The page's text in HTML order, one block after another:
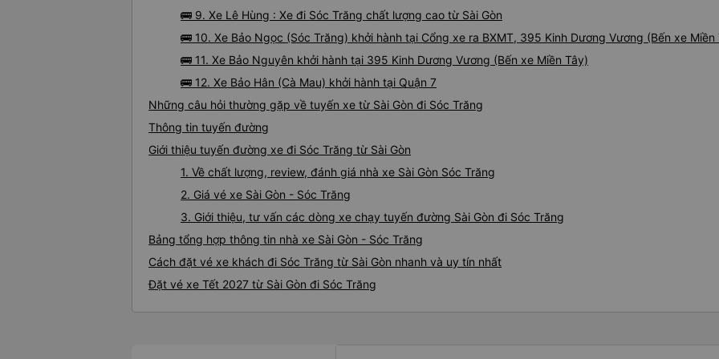
🚌 9. Xe Lê Hùng : Xe đi Sóc Trăng chất lượng cao từ Sài Gòn
🚌 10. Xe Bảo Ngọc (Sóc Trăng) khởi hành tại Cổng xe ra BXMT, 395 Kinh Dương Vương (Bến xe Miền
🚌 11. Xe Bảo Nguyên khởi hành tại 395 Kinh Dương Vương (Bến xe Miền Tây)
🚌 12. Xe Bảo Hân (Cà Mau) khởi hành tại Quận 7
Những câu hỏi thường gặp về tuyến xe từ Sài Gòn đi Sóc Trăng
Thông tin tuyến đường
Giới thiệu tuyến đường xe đi Sóc Trăng từ Sài Gòn
1. Về chất lượng, review, đánh giá nhà xe Sài Gòn Sóc Trăng
2. Giá vé xe Sài Gòn - Sóc Trăng
3. Giới thiệu, tư vấn các dòng xe chạy tuyến đường Sài Gòn đi Sóc Trăng
Bảng tổng hợp thông tin nhà xe Sài Gòn - Sóc Trăng
Cách đặt vé xe khách đi Sóc Trăng từ Sài Gòn nhanh và uy tín nhất
Đặt vé xe Tết 2027 từ Sài Gòn đi Sóc Trăng